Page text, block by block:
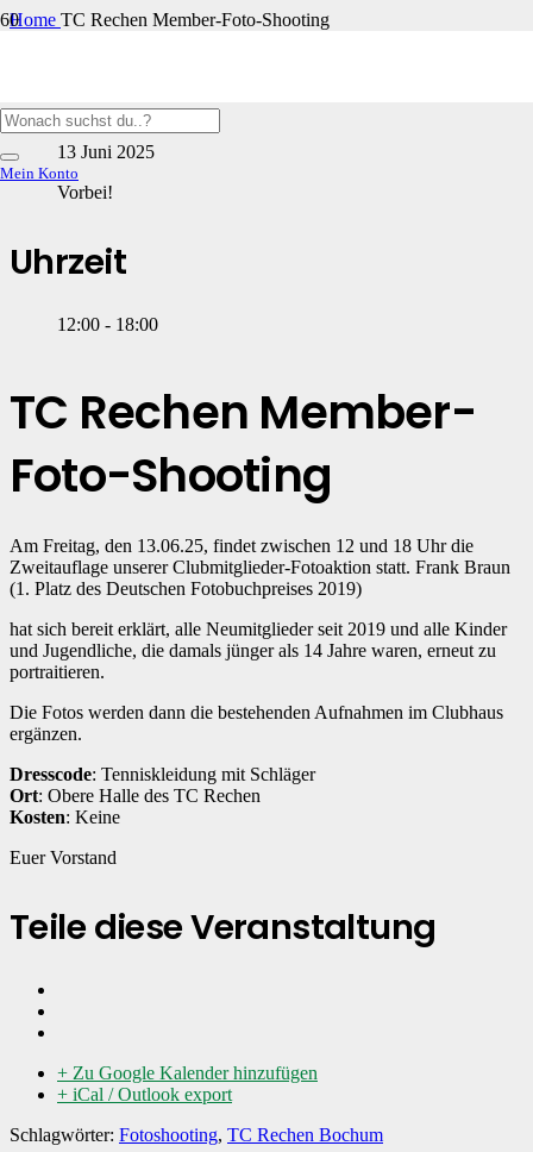
Mein Konto
Home TC Rechen Member-Foto-Shooting
13 Juni 2025
Vorbei!
Uhrzeit
12:00 - 18:00
TC Rechen Member-
Foto-Shooting
Am Freitag, den 13.06.25, findet zwischen 12 und 18 Uhr die
Zweitauflage unserer Clubmitglieder-Fotoaktion statt. Frank Braun
(1. Platz des Deutschen Fotobuchpreises 2019)
hat sich bereit erklärt, alle Neumitglieder seit 2019 und alle Kinder
und Jugendliche, die damals jünger als 14 Jahre waren, erneut zu
portraitieren.
Die Fotos werden dann die bestehenden Aufnahmen im Clubhaus
ergänzen.
Dresscode: Tenniskleidung mit Schläger
Ort: Obere Halle des TC Rechen
Kosten: Keine
Euer Vorstand
Teile diese Veranstaltung
+ Zu Google Kalender hinzufügen
+ iCal / Outlook export
Schlagwörter: Fotoshooting, TC Rechen Bochum